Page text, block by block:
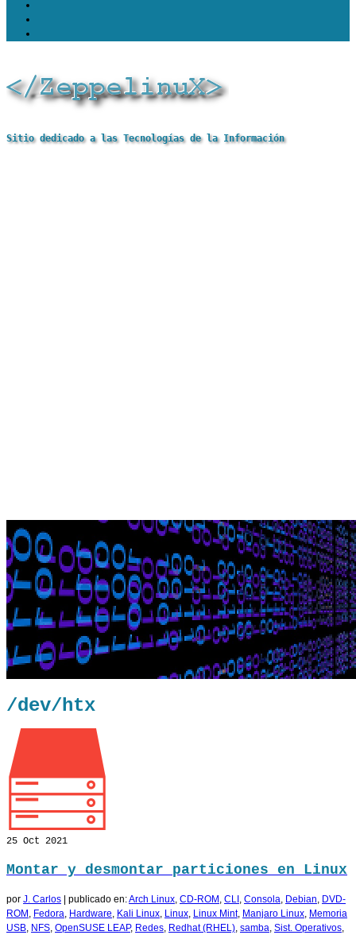
Sitio dedicado a las Tecnologías de la Información
/dev/htx
25 Oct 2021
Montar y desmontar particiones en Linux
por J. Carlos publicado en:Arch Linux, CD-ROM , CLI , Consola, Debian, DVD-
ROM , Fedora, Hardware, Kali Linux, Linux, Linux Mint, Manjaro Linux, Memoria
USB, NFS, OpenSUSE LEAP, Redes, Redhat (RHEL), samba, Sist. Operativos,